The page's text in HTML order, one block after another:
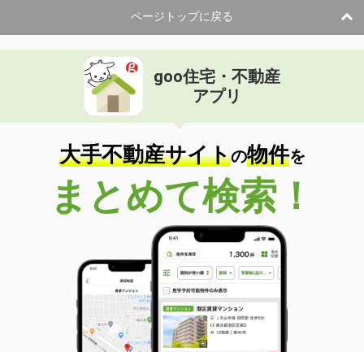
ページトップに戻る
goo住宅・不動産
アプリ
大手不動産サイトの物件を
まとめて検索！